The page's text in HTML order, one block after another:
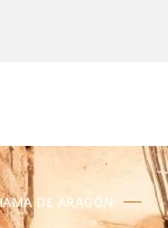
DE ARAGÓN